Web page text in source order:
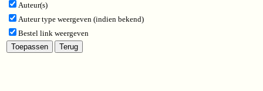
Auteur(s)
Auteur type weergeven (indien bekend)
Bestel link weergeven